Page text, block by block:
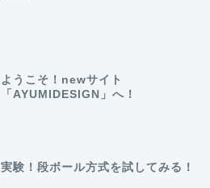
ようこそ！newサイト
「AYUMIDESIGN」へ！
実験！段ボール方式を試してみる！